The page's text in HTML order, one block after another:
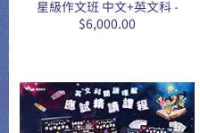
星級作文班 中文+英文科 -
$6,000.00